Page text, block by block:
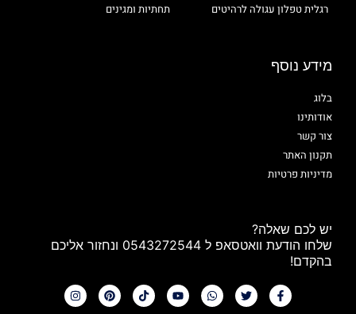
רגלית טפלון עגולה לרהיטים
תחתיות ומגינים
מידע נוסף
בלוג
אודותינו
צור קשר
תקנון האתר
מדיניות פרטיות
יש לכם שאלה?
שלחו הודעת וואטסאפ ל 0543272544 ונחזור אליכם
בהקדם!